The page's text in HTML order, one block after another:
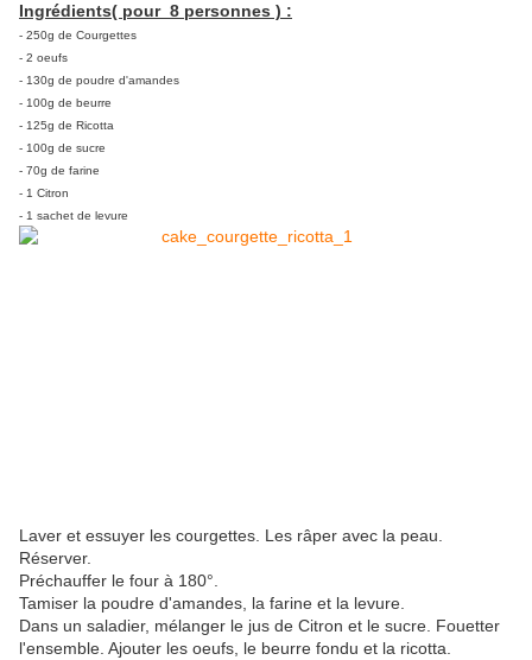
Ingrédients( pour 8 personnes ) :
- 250g de Courgettes
- 2 oeufs
- 130g de poudre d'amandes
- 100g de beurre
- 125g de Ricotta
- 100g de sucre
- 70g de farine
- 1 Citron
- 1 sachet de levure
Laver et essuyer les courgettes. Les râper avec la peau.
Réserver.
Préchauffer le four à 180°.
Tamiser la poudre d'amandes, la farine et la levure.
Dans un saladier, mélanger le jus de Citron et le sucre. Fouetter
l'ensemble. Ajouter les oeufs, le beurre fondu et la ricotta.